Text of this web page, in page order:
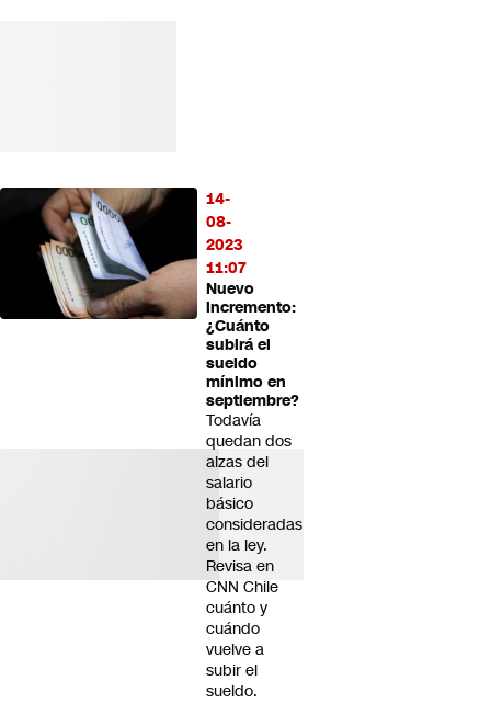
14-
08-
2023
11:07
Nuevo
incremento:
¿Cuánto
subirá el
sueldo
mínimo en
septiembre?
Todavía
quedan dos
alzas del
salario
básico
consideradas
en la ley.
Revisa en
CNN Chile
cuánto y
cuándo
vuelve a
subir el
sueldo.